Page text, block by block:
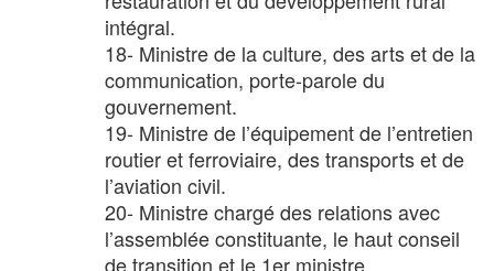
intégral.
18- Ministre de la culture, des arts et de la
communication, porte-parole du
gouvernement.
19- Ministre de l’équipement de l’entretien
routier et ferroviaire, des transports et de
l’aviation civil.
20- Ministre chargé des relations avec
l’assemblée constituante, le haut conseil
de transition et le 1er ministre.